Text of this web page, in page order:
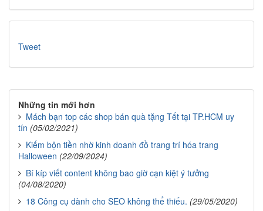
Tweet
Những tin mới hơn
Mách bạn top các shop bán quà tặng Tết tại TP.HCM uy
tín (05/02/2021)
Kiếm bộn tiền nhờ kinh doanh đồ trang trí hóa trang
Halloween (22/09/2024)
Bí kíp viết content không bao giờ cạn kiệt ý tưởng
(04/08/2020)
18 Công cụ dành cho SEO không thể thiếu. (29/05/2020)